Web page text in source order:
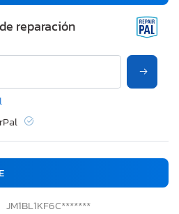
JM1BL1KF6C*******
reparación